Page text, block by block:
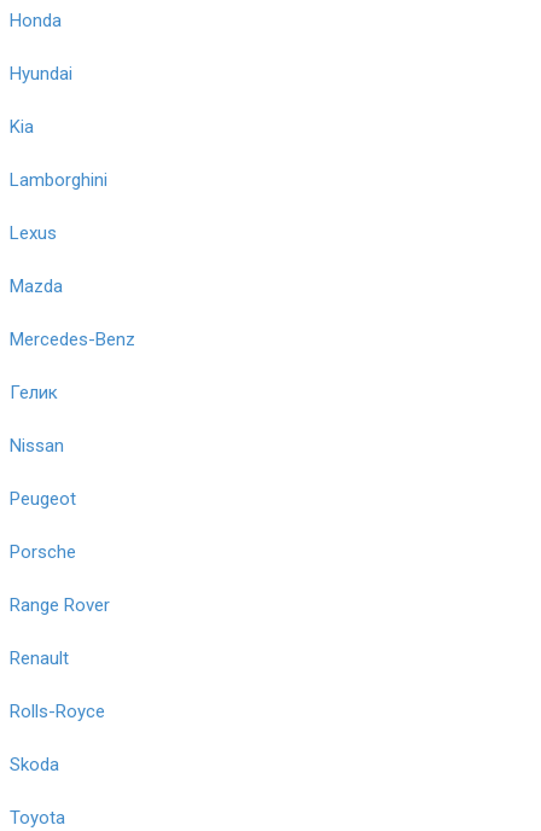
Honda
Hyundai
Kia
Lamborghini
Lexus
Mazda
Mercedes-Benz
Гелик
Nissan
Peugeot
Porsche
Range Rover
Renault
Rolls-Royce
Skoda
Toyota